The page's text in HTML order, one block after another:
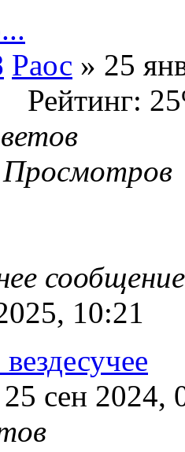
Раос » 25
Рейтинг:
Просмотров
10:21
сен 2024,